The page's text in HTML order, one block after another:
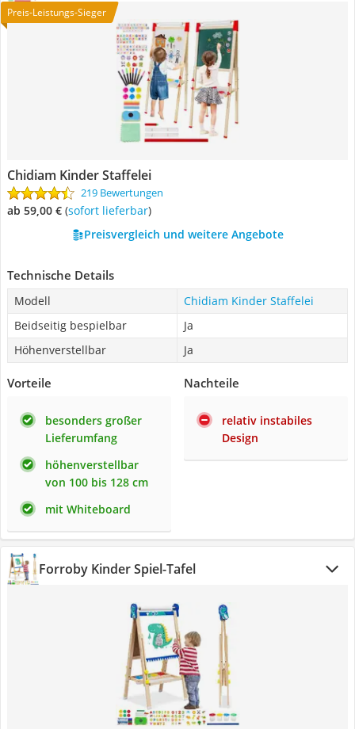
Preis-Leistungs-Sieger
Chidiam Kinder Staffelei
219 Bewertungen
ab 59,00 € ( Sofort lieferbar)
Preisvergleich und weitere Angebote
Technische Details
Modell
Chidiam Kinder Staffelei
Beidseitig bespielbar
Ja
Höhenverstellbar
Ja
Vorteile
besonders großer
Lieferumfang
höhenverstellbar
von 100 bis 128 cm
mit Whiteboard
Nachteile
relativ instabiles
Design
Forroby Kinder Spiel-Tafel